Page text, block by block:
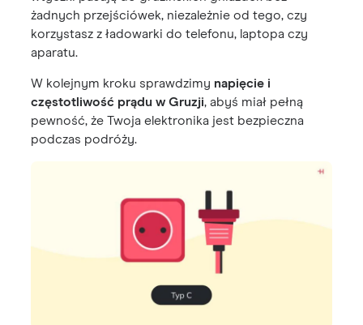
żadnych przejściówek, niezależnie od tego, czy
korzystasz z ładowarki do telefonu, laptopa czy
aparatu.
W kolejnym kroku sprawdzimy napięcie i
częstotliwość prądu w Gruzji, abyś miał pełną
pewność, że Twoja elektronika jest bezpieczna
podczas podróży.